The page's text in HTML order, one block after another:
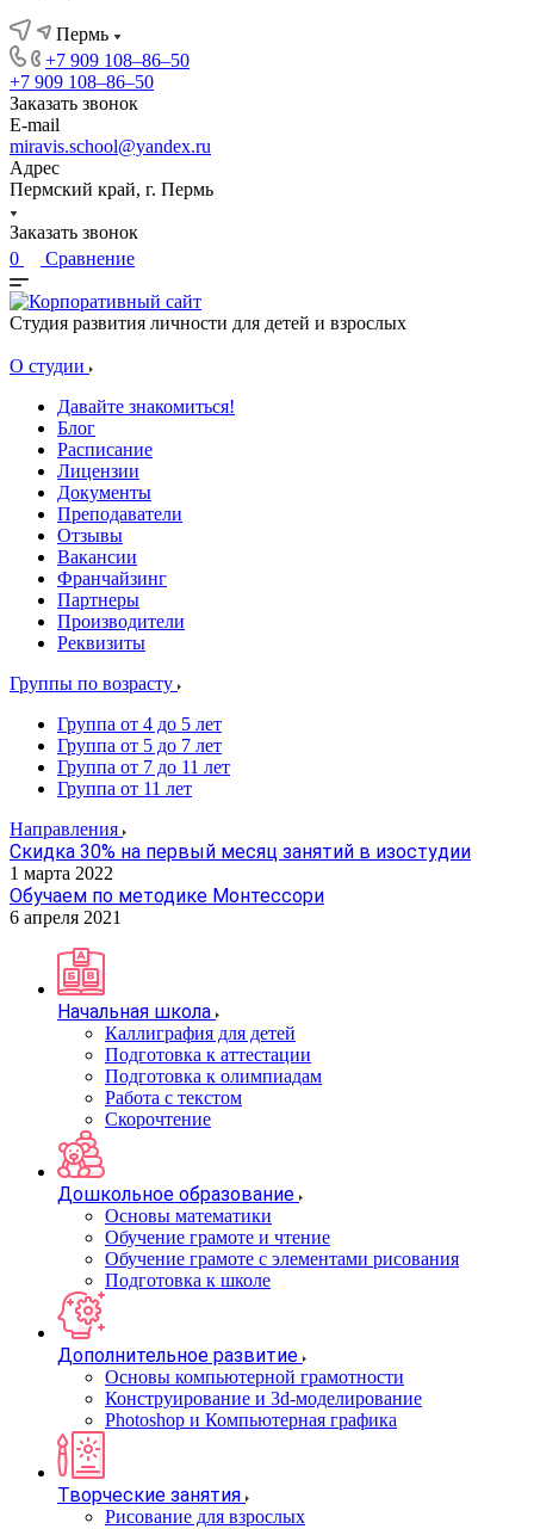
Пермь
+7 909 108‒86‒50
+7 909 108‒86‒50
Заказать звонок
E-mail
miravis.school@yandex.ru
Адрес
Пермский край, г. Пермь
Заказать звонок
0
Сравнение
Студия развития личности для детей и взрослых
О студии
Давайте знакомиться!
Блог
Расписание
Лицензии
Документы
Преподаватели
Отзывы
Вакансии
Франчайзинг
Партнеры
Производители
Реквизиты
Группы по возрасту
Группа от 4 до 5 лет
Группа от 5 до 7 лет
Группа от 7 до 11 лет
Группа от 11 лет
Направления
Скидка 30% на первый месяц занятий в изостудии
1 марта 2022
Обучаем по методике Монтессори
6 апреля 2021
Начальная школа
Каллиграфия для детей
Подготовка к аттестации
Подготовка к олимпиадам
Работа с текстом
Скорочтение
Дошкольное образование
Основы математики
Обучение грамоте и чтение
Обучение грамоте с элементами рисования
Подготовка к школе
Дополнительное развитие
Основы компьютерной грамотности
Конструирование и 3d-моделирование
Photoshop и Компьютерная графика
Творческие занятия
Рисование для взрослых